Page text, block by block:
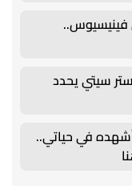
فينيسيوس..
سيتي يحدد
في حياتي..